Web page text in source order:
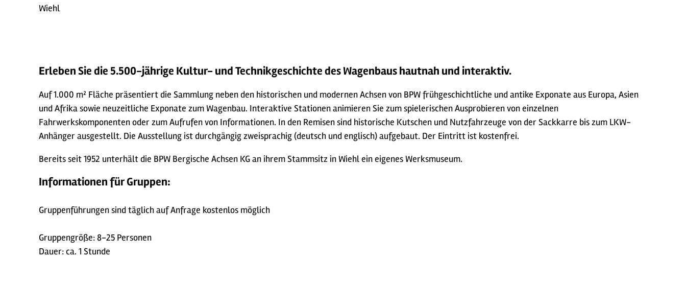
Wiehl
Erleben Sie die 5.500-jährige Kultur- und Technikgeschichte des Wagenbaus hautnah und interaktiv.
Auf 1.000 m² Fläche präsentiert die Sammlung neben den historischen und modernen Achsen von BPW frühgeschichtliche und antike Exponate aus Europa, Asien
und Afrika sowie neuzeitliche Exponate zum Wagenbau. Interaktive Stationen animieren Sie zum spielerischen Ausprobieren von einzelnen
Fahrwerkskomponenten oder zum Aufrufen von Informationen. In den Remisen sind historische Kutschen und Nutzfahrzeuge von der Sackkarre bis zum LKW-
Anhänger ausgestellt. Die Ausstellung ist durchgängig zweisprachig (deutsch und englisch) aufgebaut. Der Eintritt ist kostenfrei.
Bereits seit 1952 unterhält die BPW Bergische Achsen KG an ihrem Stammsitz in Wiehl ein eigenes Werksmuseum.
Informationen für Gruppen:
Gruppenführungen sind täglich auf Anfrage kostenlos möglich
Gruppengröße: 8-25 Personen
Dauer: ca. 1 Stunde